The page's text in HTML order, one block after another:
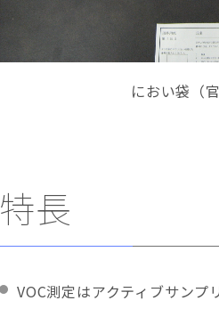
におい袋（
特長
VOC測定はアクティブサンプ